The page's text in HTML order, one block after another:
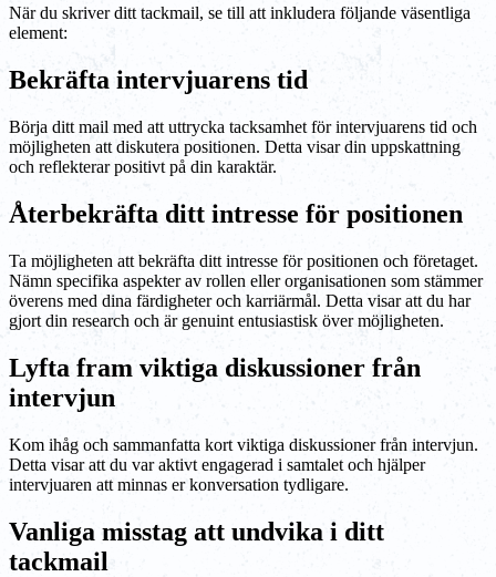
När du skriver ditt tackmail, se till att inkludera följande väsentliga
element:
Bekräfta intervjuarens tid
Börja ditt mail med att uttrycka tacksamhet för intervjuarens tid och
möjligheten att diskutera positionen. Detta visar din uppskattning
och reflekterar positivt på din karaktär.
Återbekräfta ditt intresse för positionen
Ta möjligheten att bekräfta ditt intresse för positionen och företaget.
Nämn specifika aspekter av rollen eller organisationen som stämmer
överens med dina färdigheter och karriärmål. Detta visar att du har
gjort din research och är genuint entusiastisk över möjligheten.
Lyfta fram viktiga diskussioner från
intervjun
Kom ihåg och sammanfatta kort viktiga diskussioner från intervjun.
Detta visar att du var aktivt engagerad i samtalet och hjälper
intervjuaren att minnas er konversation tydligare.
Vanliga misstag att undvika i ditt
tackmail